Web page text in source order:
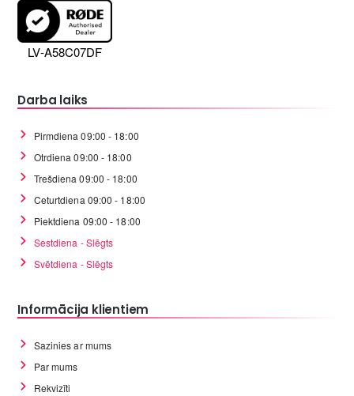
LV-A58C07DF
Darba laiks
Pirmdiena 09:00 - 18:00
Otrdiena 09:00 - 18:00
Trešdiena 09:00 - 18:00
Ceturtdiena 09:00 - 18:00
Piektdiena 09:00 - 18:00
Sestdiena - Slēgts
Svētdiena - Slēgts
Informācija klientiem
Sazinies ar mums
Par mums
Rekvizīti